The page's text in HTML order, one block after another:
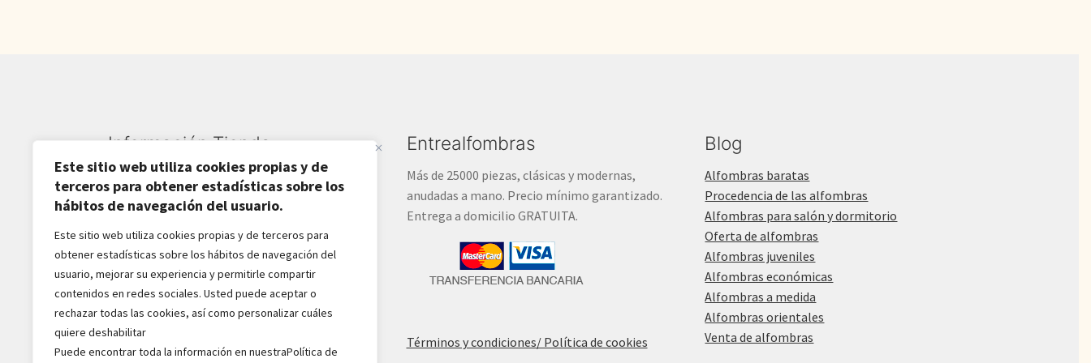
Este sitio web utiliza cookies propias y de
terceros para obtener estadísticas sobre los
hábitos de navegación del usuario.
Este sitio web utiliza cookies propias y de terceros para
obtener estadísticas sobre los hábitos de navegación del
usuario, mejorar su experiencia y permitirle compartir
contenidos en redes sociales. Usted puede aceptar o
rechazar todas las cookies, así como personalizar cuáles
quiere deshabilitar
Puede encontrar toda la información en nuestraPolítica de
Información Tienda
Sardarán SL CIF: B82809781
Av. Pirineos 27, Nave 6
San Sebastián de los Reyes
28703-Madrid - España
916516162 - 628518856
jaba2288@gmail.com
Entrealfombras
Más de 25000 piezas, clásicas y modernas,
anudadas a mano. Precio mínimo garantizado.
Entrega a domicilio GRATUITA.
Términos y condiciones/ Política de cookies
Blog
Alfombras baratas
Procedencia de las alfombras
Alfombras para salón y dormitorio
Oferta de alfombras
Alfombras juveniles
Alfombras económicas
Alfombras a medida
Alfombras orientales
Venta de alfombras